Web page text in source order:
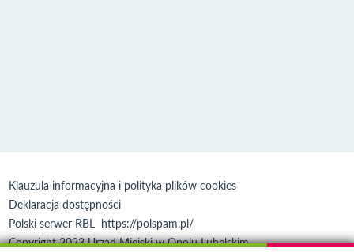
Klauzula informacyjna i polityka plików cookies
Deklaracja dostępności
Polski serwer RBL https://polspam.pl/
Copyright 2023 Urząd Miejski w Opolu Lubelskim